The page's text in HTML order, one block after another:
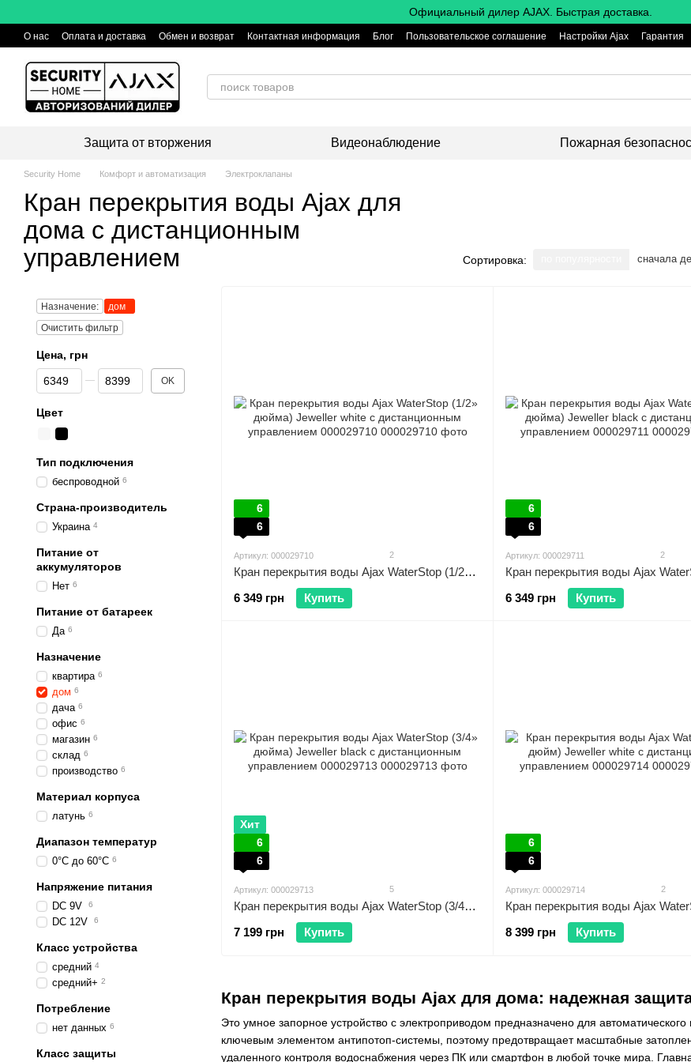
Официальный дилер AJAX. Быстрая доставка.
О нас Оплата и доставка Обмен и возврат Контактная информация Блог Пользовательское соглашение Настройки Ajax Гарантия
Защита от вторжения Видеонаблюдение Пожарная
Security Home Комфорт и автоматизация Электроклапаны
Кран перекрытия воды Ajax для
дома с дистанционным
управлением
Сортировка: сначала
Кран перекрытия воды Ajax для дома: надежная
Это умное запорное устройство с электроприводом предназначено для
ключевым элементом антипотоп-системы, поэтому предотвращает масштабные
удаленного контроля водоснабжения через ПК или смартфон в любой точке мира.
6
6
Артикул: 000029710 2
Кран перекрытия воды Ajax WaterStop (1/2» дюйма) Jeweller white с дистанционным управлением 000029710
6 349 грн
Купить
6
6
Артикул: 000029711 2
6 349 грн
Купить
Хит
6
6
Артикул: 000029713 5
Кран перекрытия воды Ajax WaterStop (3/4» дюйма) Jeweller black с дистанционным управлением 000029713
7 199 грн
Купить
6
6
Артикул: 000029714 2
8 399 грн
Купить
Назначение:
дом
Очистить фильтр
Цена, грн
От Цена, грн
До Цена, грн OK
Цвет
Тип подключения
беспроводной 6
Страна-производитель
Украина 4
Питание от
аккумуляторов
Нет 6
Питание от батареек
Да 6
Назначение
квартира 6
дом 6
дача 6
офис 6
магазин 6
склад 6
производство 6
Материал корпуса
латунь 6
Диапазон температур
0°С до 60°С 6
Напряжение питания
DC 9V 6
DC 12V 6
Класс устройства
средний 4
средний+ 2
Потребление
нет данных 6
Класс защиты